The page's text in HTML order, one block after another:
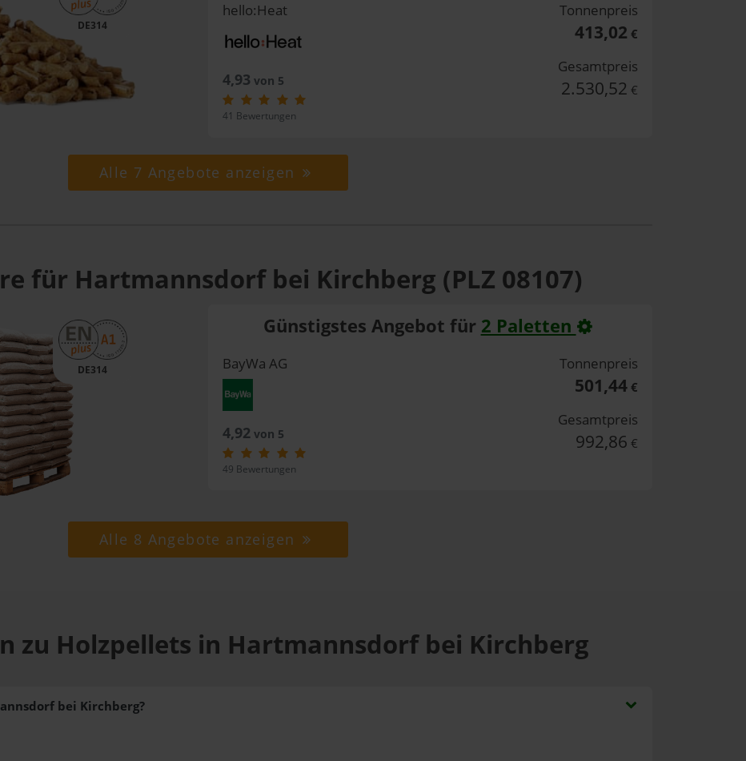
DE314
hello:Heat
4,93 von 5
41 Bewertungen
Tonnenpreis
413,02 €
Gesamtpreis
2.530,52 €
Alle 7 Angebote anzeigen
für Hartmannsdorf bei Kirchberg (PLZ 08107)
DE314
Günstigstes Angebot für 2 Paletten
BayWa AG
4,92von 5
49 Bewertungen
Tonnenpreis
501,44€
Gesamtpreis
992,86 €
Alle 8 Angebote anzeigen
zu Holzpellets in Hartmannsdorf bei Kirchberg
bei Kirchberg?